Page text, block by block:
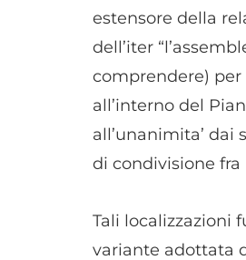
estensore della
dell’iter
comprendere) per
all’interno del
all’unanimita’ dai
di condivisione fra
Tali localizzazioni
variante adottata